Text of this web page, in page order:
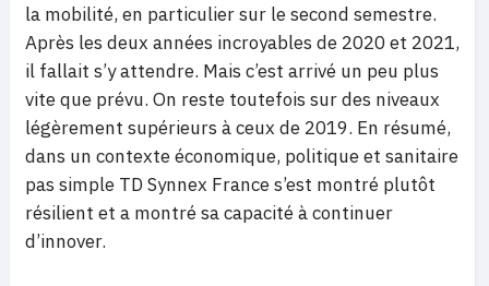
la mobilité, en particulier sur le second semestre.
Après les deux années incroyables de 2020 et 2021,
il fallait s’y attendre. Mais c’est arrivé un peu plus
vite que prévu. On reste toutefois sur des niveaux
légèrement supérieurs à ceux de 2019. En résumé,
dans un contexte économique, politique et sanitaire
pas simple TD Synnex France s’est montré plutôt
résilient et a montré sa capacité à continuer
d’innover.